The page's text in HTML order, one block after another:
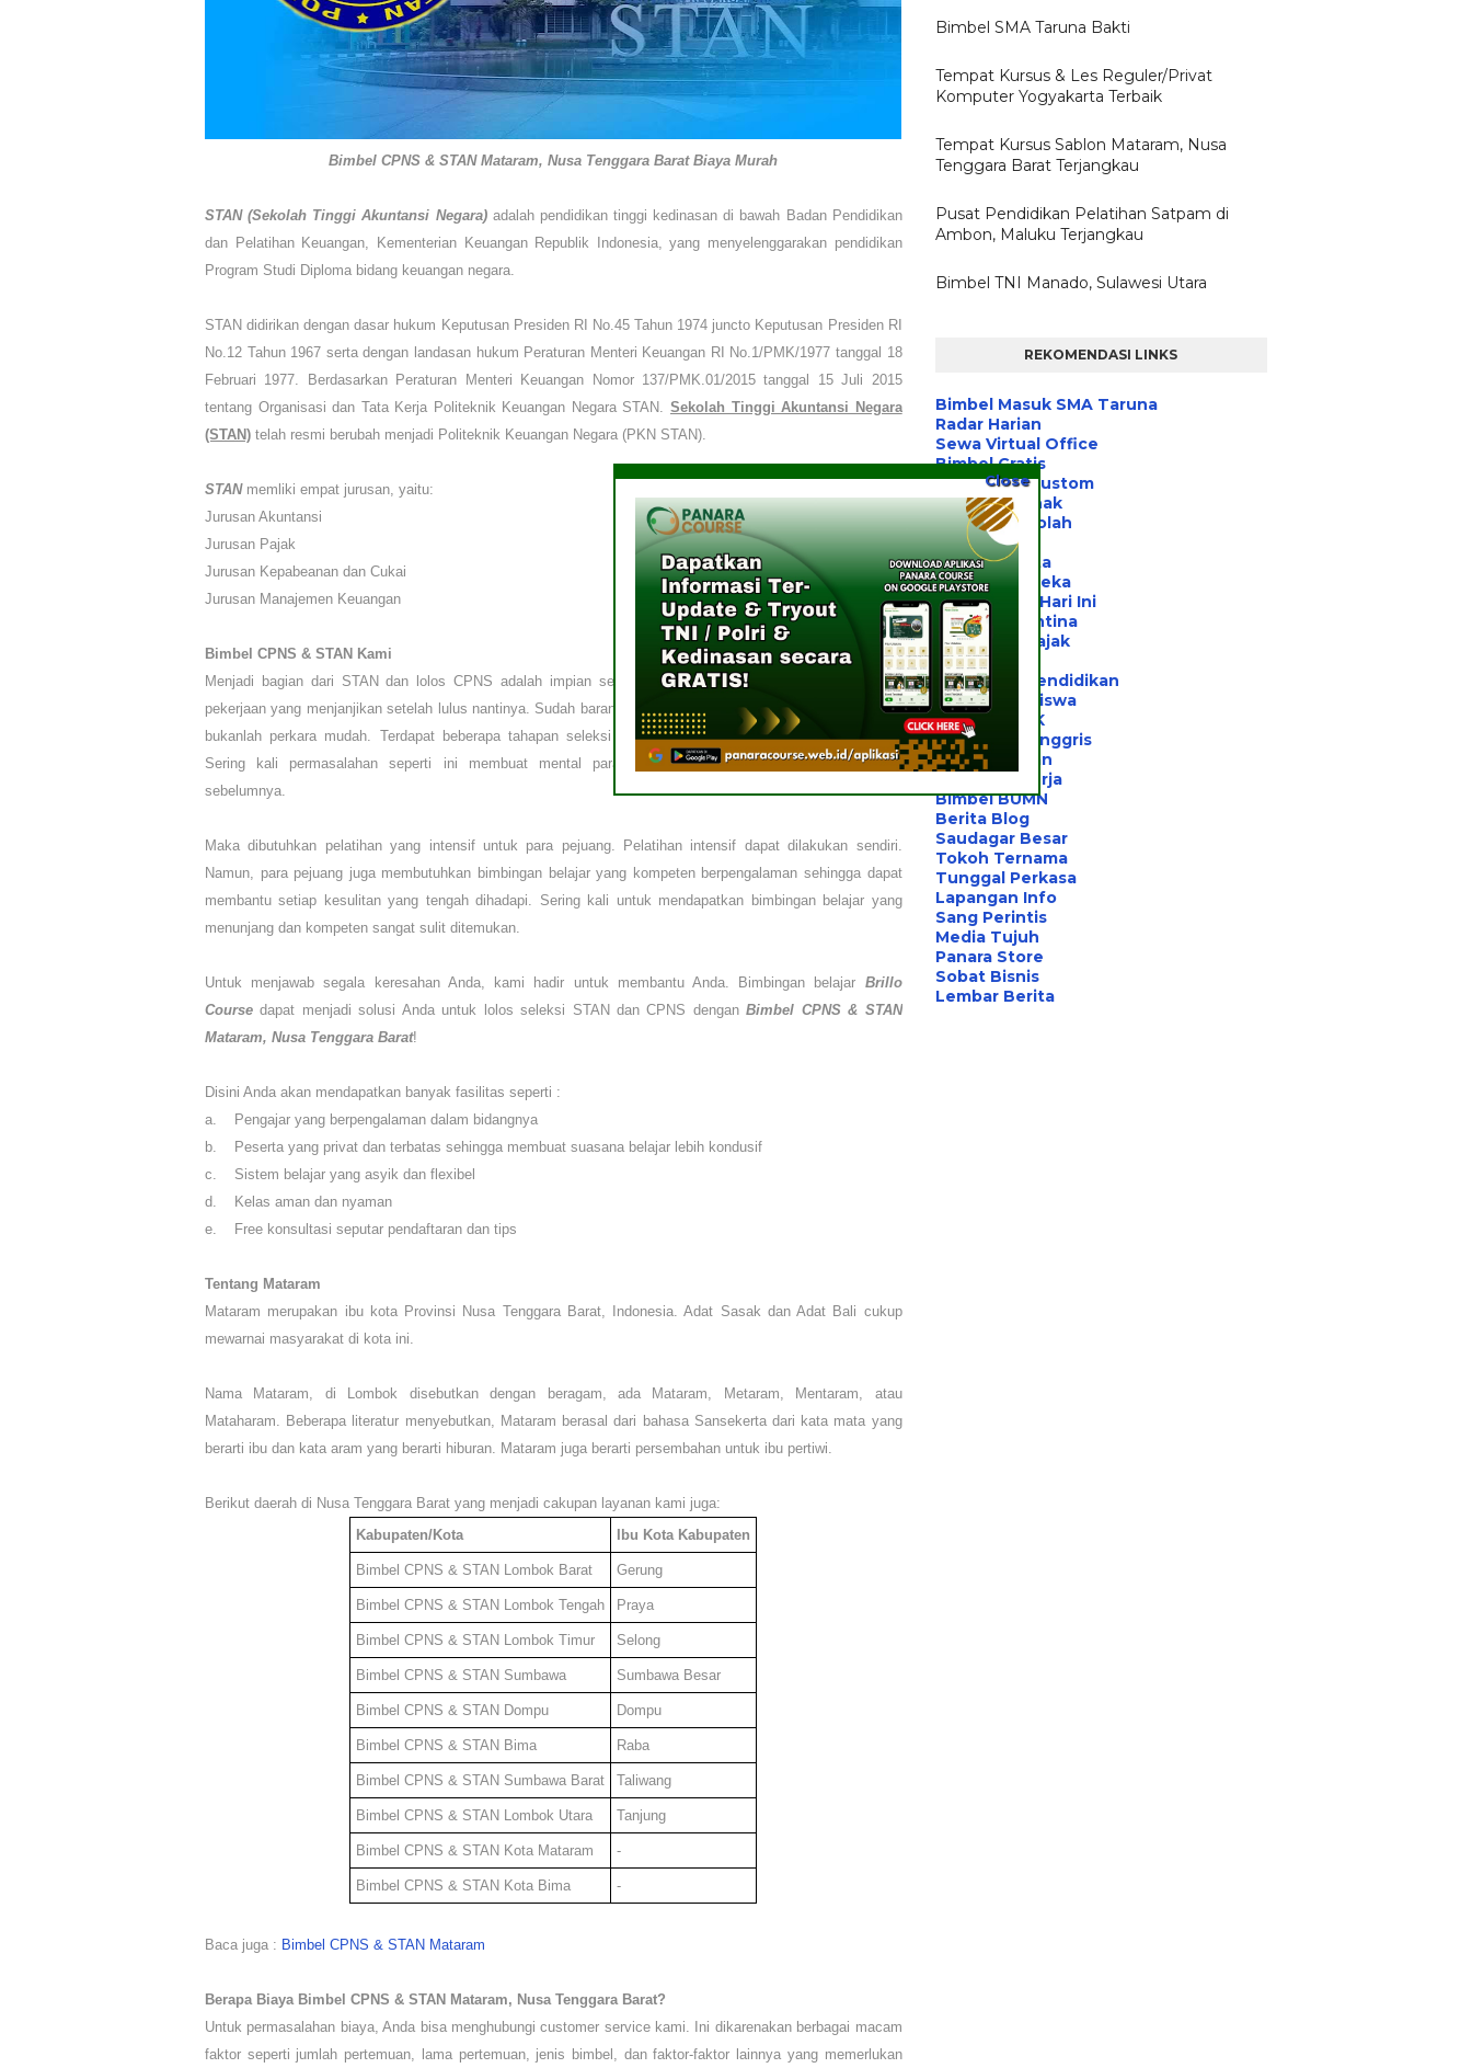
Bimbel CPNS & STAN Mataram, Nusa Tenggara Barat Biaya Murah
STAN (Sekolah Tinggi Akuntansi Negara) adalah pendidikan tinggi kedinasan di bawah Badan Pendidikan
dan Pelatihan Keuangan, Kementerian Keuangan Republik Indonesia, yang menyelenggarakan pendidikan
Program Studi Diploma bidang keuangan negara.
STAN didirikan dengan dasar hukum Keputusan Presiden RI No.45 Tahun 1974 juncto Keputusan Presiden RI
No.12 Tahun 1967 serta dengan landasan hukum Peraturan Menteri Keuangan RI No.1/PMK/1977 tanggal 18
Februari 1977. Berdasarkan Peraturan Menteri Keuangan Nomor 137/PMK.01/2015 tanggal 15 Juli 2015
tentang Organisasi dan Tata Kerja Politeknik Keuangan Negara STAN. Sekolah Tinggi Akuntansi Negara
(STAN) telah resmi berubah menjadi Politeknik Keuangan Negara (PKN STAN).
STAN memliki empat jurusan, yaitu:
Jurusan Akuntansi
Jurusan Pajak
Jurusan Kepabeanan dan Cukai
Jurusan Manajemen Keuangan
Bimbel CPNS & STAN Kami
Menjadi bagian dari STAN dan lolos CPNS adalah impian setiap orang, hal ini lantaran STAN dan PNS
pekerjaan yang menjanjikan setelah lulus nantinya. Sudah barang tentu, untuk lolos seleksi STAN dan CPNS
bukanlah perkara mudah. Terdapat beberapa tahapan seleksi yang terkadang menyulitkan para pejuang.
Sering kali permasalahan seperti ini membuat mental para pejuang down jika kurangnya pelatihan
sebelumnya.
Maka dibutuhkan pelatihan yang intensif untuk para pejuang. Pelatihan intensif dapat dilakukan sendiri.
Namun, para pejuang juga membutuhkan bimbingan belajar yang kompeten berpengalaman sehingga dapat
membantu setiap kesulitan yang tengah dihadapi. Sering kali untuk mendapatkan bimbingan belajar yang
menunjang dan kompeten sangat sulit ditemukan.
Untuk menjawab segala keresahan Anda, kami hadir untuk membantu Anda. Bimbingan belajar Brillo
Coursedapat menjadi solusi Anda untuk lolos seleksi STAN dan CPNS denganBimbel CPNS & STAN
Mataram, Nusa Tenggara Barat!
Disini Anda akan mendapatkan banyak fasilitas seperti :
a. Pengajar yang berpengalaman dalam bidangnya
b.
Peserta yang privat dan terbatas sehingga membuat suasana belajar lebih kondusif
c. Sistem belajar yang asyik dan flexibel
d. Kelas aman dan nyaman
e. Free konsultasi seputar pendaftaran dan tips
Tentang Mataram
Mataram merupakan ibu kota Provinsi Nusa Tenggara Barat, Indonesia. Adat Sasak dan Adat Bali cukup
mewarnai masyarakat di kota ini.
Nama Mataram, di Lombok disebutkan dengan beragam, ada Mataram, Metaram, Mentaram, atau
Mataharam. Beberapa literatur menyebutkan, Mataram berasal dari bahasa Sansekerta dari kata mata yang
berarti ibu dan kata aram yang berarti hiburan. Mataram juga berarti persembahan untuk ibu pertiwi.
Berikut daerah di Nusa Tenggara Barat yang menjadi cakupan layanan kami juga:
Kabupaten/Kota
Ibu Kota Kabupaten
Bimbel CPNS & STAN Lombok Barat Gerung
Bimbel CPNS & STAN Lombok Tengah Praya
Bimbel CPNS & STAN Lombok Timur Selong
Bimbel CPNS & STAN Sumbawa Sumbawa Besar
Bimbel CPNS & STAN Dompu Dompu
Bimbel CPNS & STAN Bima Raba
Bimbel CPNS & STAN Sumbawa Barat Taliwang
Bimbel CPNS & STAN Lombok Utara Tanjung
Bimbel CPNS & STAN Kota Mataram -
Bimbel CPNS & STAN Kota Bima -
Baca juga : Bimbel CPNS & STAN Mataram
Berapa Biaya Bimbel CPNS & STAN Mataram, Nusa Tenggara Barat?
Untuk permasalahan biaya, Anda bisa menghubungi customer service kami. Ini dikarenakan berbagai macam
faktor seperti jumlah pertemuan, lama pertemuan, jenis bimbel, dan faktor-faktor lainnya yang memerlukan
Bimbel SMA Taruna Bakti
Tempat Kursus & Les Reguler/Privat
Komputer Yogyakarta Terbaik
Tempat Kursus Sablon Mataram, Nusa
Tenggara Barat Terjangkau
Pusat Pendidikan Pelatihan Satpam di
Ambon, Maluku Terjangkau
Bimbel TNI Manado, Sulawesi Utara
REKOMENDASI LINKS
Bimbel Masuk SMA Taruna
Radar Harian
Sewa Virtual Office
Bimbel Gratis
Batik Tulis Custom
Pelatihan Anak
Aplikasi Sekolah
Warta Post
Media Jakarta
Komunitas Peka
Berita Jogja Hari Ini
Bimbel Karantina
Konsultan Pajak
Les Privat
Konsultan Pendidikan
Bimbel Beasiswa
Bimbel UTBK
Les Bahasa Inggris
Bimbel Unhan
Pelatihan Kerja
Bimbel BUMN
Berita Blog
Saudagar Besar
Tokoh Ternama
Tunggal Perkasa
Lapangan Info
Sang Perintis
Media Tujuh
Panara Store
Sobat Bisnis
Lembar Berita
Close